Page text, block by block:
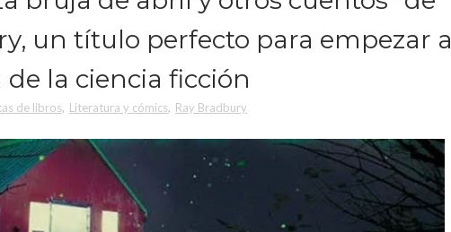
un título perfecto para empezar a
de la ciencia ficción
de libros, Literatura y cómics, Ray Bradbury